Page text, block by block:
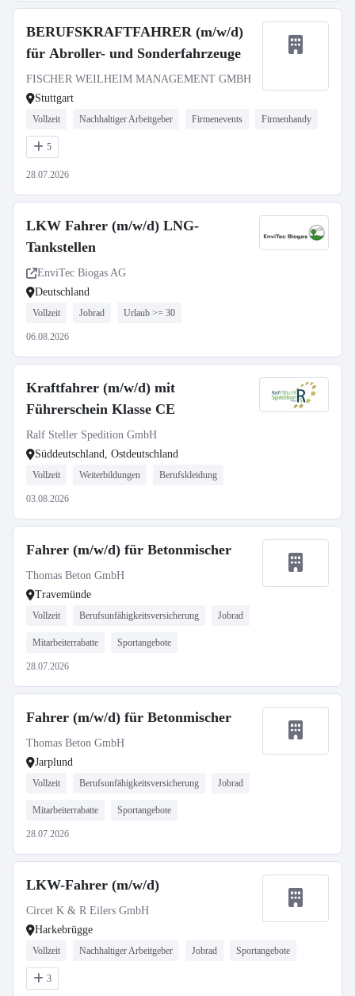
BERUFSKRAFTFAHRER (m/w/d)
für Abroller- und Sonderfahrzeuge
FISCHER WEILHEIM MANAGEMENT GMBH
Stuttgart
Vollzeit Nachhaltiger Arbeitgeber Firmenevents Firmenhandy
5
28.07.2026
LKW Fahrer (m/w/d) LNG-
Tankstellen
EnviTec Biogas AG
Deutschland
Vollzeit Jobrad Urlaub >= 30
06.08.2026
Kraftfahrer (m/w/d) mit
Führerschein Klasse CE
Ralf Steller Spedition GmbH
Süddeutschland, Ostdeutschland
Vollzeit Weiterbildungen Berufskleidung
03.08.2026
Fahrer (m/w/d) für Betonmischer
Thomas Beton GmbH
Travemünde
Vollzeit Berufsunfähigkeitsversicherung Jobrad
Mitarbeiterrabatte Sportangebote
28.07.2026
Fahrer (m/w/d) für Betonmischer
Thomas Beton GmbH
Jarplund
Vollzeit Berufsunfähigkeitsversicherung Jobrad
Mitarbeiterrabatte Sportangebote
28.07.2026
LKW-Fahrer (m/w/d)
Circet K & R Eilers GmbH
Harkebrügge
Vollzeit Nachhaltiger Arbeitgeber Jobrad Sportangebote
3